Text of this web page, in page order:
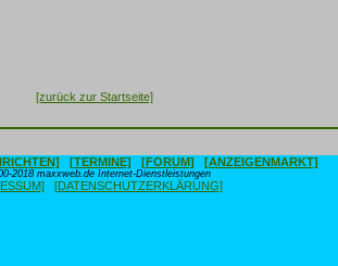
[zurück zur Startseite]
[TERMINE] [FORUM] [ANZEIGENMARKT]
2018 maxxweb.de Internet-Dienstleistungen
[DATENSCHUTZERKLÄRUNG]